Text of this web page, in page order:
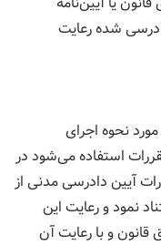
شده رعایت
نحوه اجرای
استفاده می‌شود در
آیین دادرسی مدنی از
نمود و رعایت این
قانون و با رعایت آن